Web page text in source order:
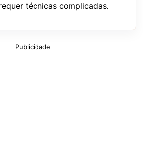
técnicas complicadas.
Publicidade